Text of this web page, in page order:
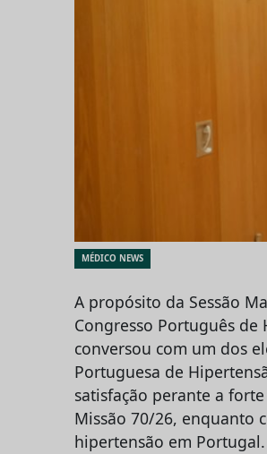
MÉDICO NEWS
A propósito da Sessão
Congresso Português de
conversou com um dos
Portuguesa de
satisfação perante a
Missão 70/26, enquanto
hipertensão em Portugal.